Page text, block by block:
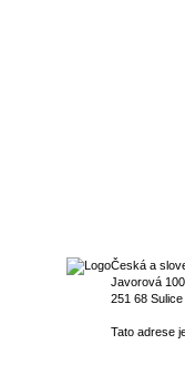
Česká a
Javorová
251 68
Tato adrese